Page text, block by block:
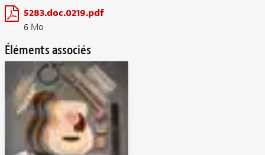
5283.doc.0219.pdf
6 Mo
Éléments associés